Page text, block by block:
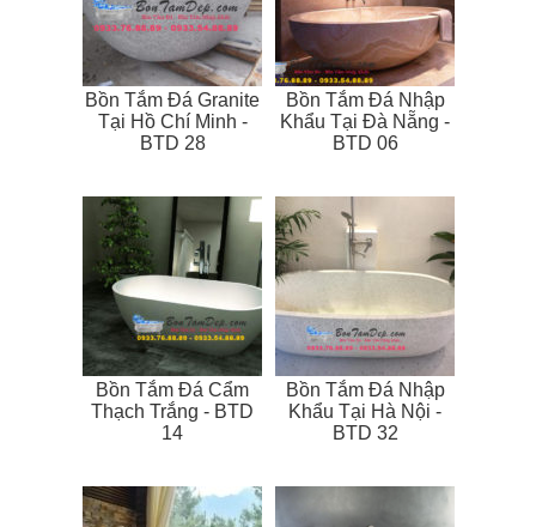
Bồn Tắm Đá Granite
Tại Hồ Chí Minh -
BTD 28
Bồn Tắm Đá Nhập
Khẩu Tại Đà Nẵng -
BTD 06
Bồn Tắm Đá Cẩm
Thạch Trắng - BTD
14
Bồn Tắm Đá Nhập
Khẩu Tại Hà Nội -
BTD 32